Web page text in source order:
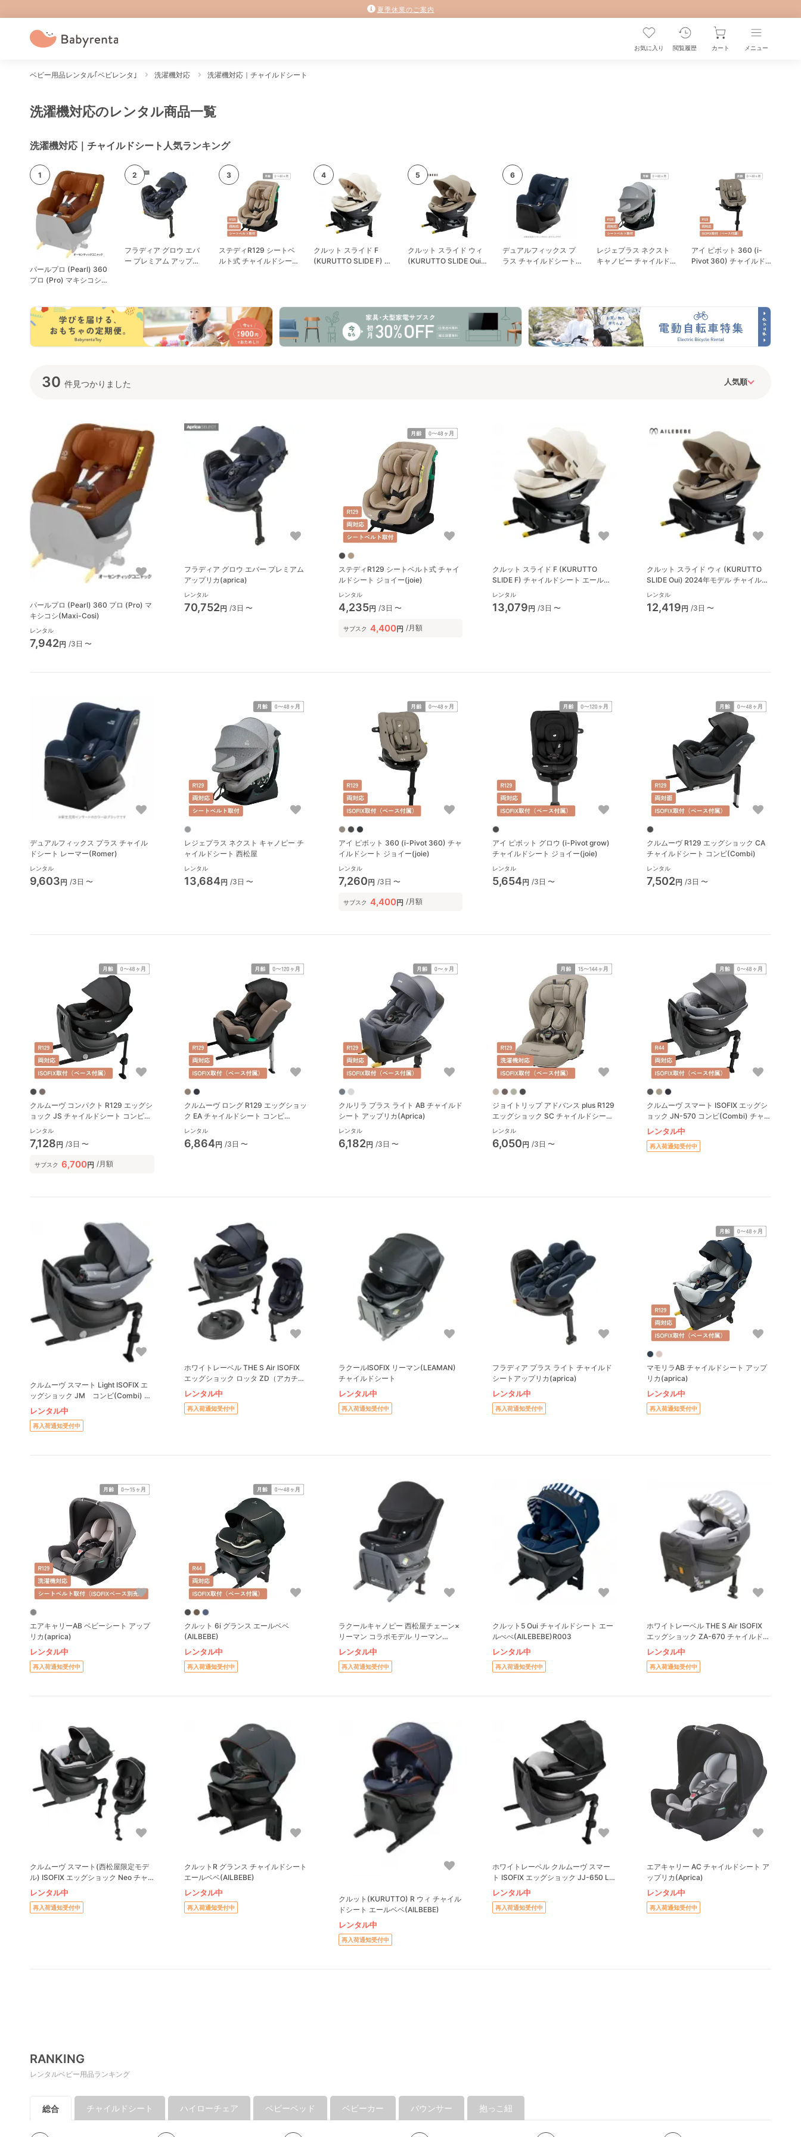
夏季休業のご案内
お気に入り 閲覧履歴 カート メニュー
ベビー用品レンタル｢ベビレンタ｣ 洗濯機対応 洗濯機対応｜チャイルドシート
洗濯機対応のレンタル商品一覧
洗濯機対応｜チャイルドシート人気ランキング
パールプロ (Pearl) 360
プロ (Pro) マキシコシ
フラディア グロウ エバ
ー プレミアム アップリ
ステディR129 シートベ
ルト式 チャイルドシー
クルット スライド F
(KURUTTO SLIDE F) チ
クルット スライド ウィ
(KURUTTO SLIDE Oui)
デュアルフィックス プ
ラス チャイルドシート
レジェプラス ネクスト
キャノピー チャイルド
アイ ピボット 360 (i-
Pivot 360) チャイルド
30 件見つかりました
パールプロ (Pearl) 360 プロ (Pro) マ
キシコシ(Maxi-Cosi)
レンタル
7,942円 /3日 〜
フラディア グロウ エバー プレミアム
アップリカ(aprica)
レンタル
70,752円 /3日 〜
ステディR129 シートベルト式 チャイ
ルドシート ジョイー(joie)
レンタル
4,235円 /3日 〜
サブスク 4,400円 /月額
クルット スライド F (KURUTTO
SLIDE F) チャイルドシート エールベ
ベ(AILBEBE)
レンタル
13,079円 /3日 〜
クルット スライド ウィ (KURUTTO
SLIDE Oui) 2024年モデル チャイルド
シート エールベベ(AILBEBE)
レンタル
12,419円 /3日 〜
デュアルフィックス プラス チャイル
ドシート レーマー(Romer)
レンタル
9,603円 /3日 〜
レジェプラス ネクスト キャノピー チ
ャイルドシート 西松屋
レンタル
13,684円 /3日 〜
アイ ピボット 360 (i-Pivot 360) チャ
イルドシート ジョイー(joie)
レンタル
7,260円 /3日 〜
サブスク 4,400円 /月額
アイ ピボット グロウ (i-Pivot grow)
チャイルドシート ジョイー(joie)
レンタル
5,654円 /3日 〜
クルムーヴ R129 エッグショック CA
チャイルドシート コンビ(Combi)
レンタル
7,502円 /3日 〜
クルムーヴ コンパクト R129 エッグシ
ョック JS チャイルドシート コンビ
(Combi)
レンタル
7,128円 /3日 〜
サブスク 6,700円 /月額
クルムーヴ ロング R129 エッグショッ
ク EA チャイルドシート コンビ
(Combi)
レンタル
6,864円 /3日 〜
クルリラ プラス ライト AB チャイルド
シート アップリカ(Aprica)
レンタル
6,182円 /3日 〜
ジョイトリップ アドバンス plus R129
エッグショック SC チャイルドシート
コンビ(Combi)
レンタル
6,050円 /3日 〜
クルムーヴ スマート ISOFIX エッグシ
ョック JN-570 コンビ(Combi) チャ
イルドシート
レンタル中
再入荷通知受付中
クルムーヴ スマート Light ISOFIX エ
ッグショック JM コンビ(Combi) チ
ャイルドシート
レンタル中
再入荷通知受付中
ホワイトレーベル THE S Air ISOFIX
エッグショック ロッタ ZD（アカチャ
ンホンポ共同開発商品） コンビ
(Combi) チャイルドシート_del
レンタル中
再入荷通知受付中
ラクールISOFIX リーマン(LEAMAN)
チャイルドシート
レンタル中
再入荷通知受付中
フラディア プラス ライト チャイルド
シートアップリカ(aprica)
レンタル中
再入荷通知受付中
マモリラAB チャイルドシート アップ
リカ(aprica)
レンタル中
再入荷通知受付中
エアキャリーAB ベビーシート アップ
リカ(aprica)
レンタル中
再入荷通知受付中
クルット 6i グランス エールベベ
(AILBEBE)
レンタル中
再入荷通知受付中
ラクールキャノピー 西松屋チェーン×
リーマン コラボモデル リーマン
(LEAMAN)
レンタル中
再入荷通知受付中
クルット5 Oui チャイルドシート エー
ルべべ(AILEBEBE)R003
レンタル中
再入荷通知受付中
ホワイトレーベル THE S Air ISOFIX
エッグショック ZA-670 チャイルドシ
ート コンビ(combi)
レンタル中
再入荷通知受付中
クルムーヴ スマート(西松屋限定モデ
ル) ISOFIX エッグショック Neo チャ
イルドシート コンビ(Combi)
レンタル中
再入荷通知受付中
クルットR グランス チャイルドシート
エールベベ(AILBEBE)
レンタル中
再入荷通知受付中
クルット(KURUTTO) R ウィ チャイル
ドシート エールベベ(AILBEBE)
レンタル中
再入荷通知受付中
ホワイトレーベル クルムーヴ スマー
ト ISOFIX エッグショック JJ-650 Ltd
チャイルドシート コンビ(Combi)
レンタル中
再入荷通知受付中
エアキャリー AC チャイルドシート ア
ップリカ(Aprica)
レンタル中
再入荷通知受付中
RANKING
レンタルベビー用品ランキング
総合 チャイルドシート ハイローチェア ベビーベッド ベビーカー バウンサー 抱っこ紐